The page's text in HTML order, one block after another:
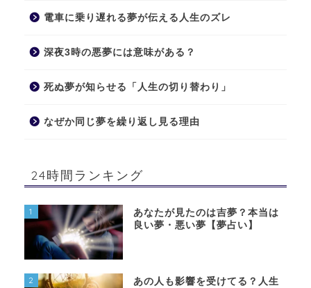
電車に乗り遅れる夢が伝える人生のズレ
深夜3時の悪夢には意味がある？
死ぬ夢が知らせる「人生の切り替わり」
なぜか同じ夢を繰り返し見る理由
24時間ランキング
1
あなたが見たのは吉夢？本当は
良い夢・悪い夢【夢占い】
2
あの人も影響を受けてる？人生